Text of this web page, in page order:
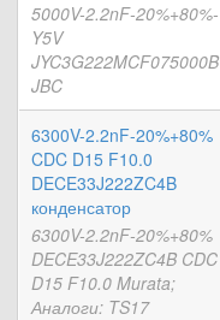
5000V-2.2nF-20%+80%-
Y5V
JYC3G222MCF075000B
JBC
6300V-2.2nF-20%+80%
CDC D15 F10.0
DECE33J222ZC4B
конденсатор
6300V-2.2nF-20%+80%
DECE33J222ZC4B CDC
D15 F10.0 Murata;
Аналоги: TS17